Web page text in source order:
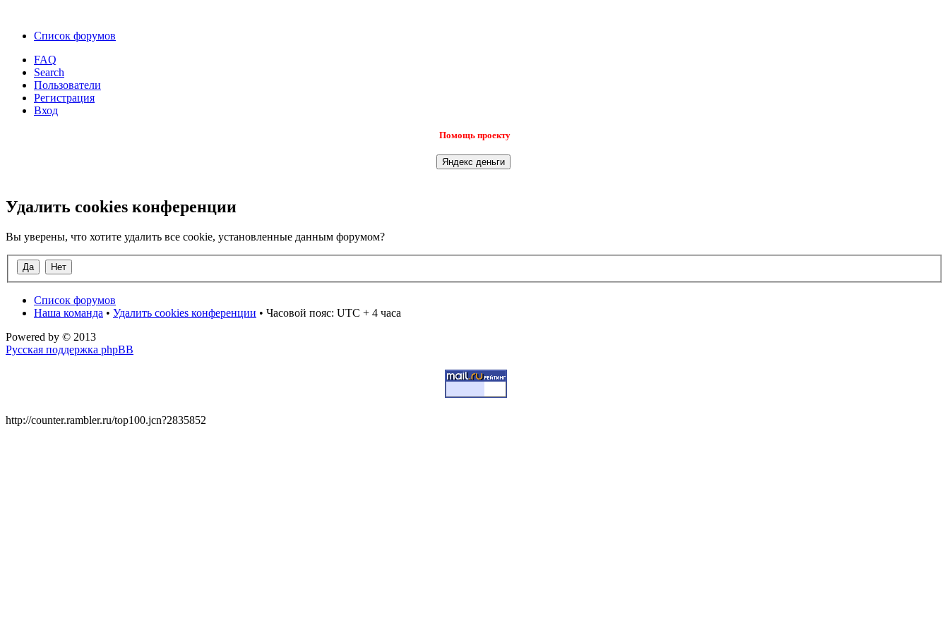
Список форумов
FAQ
Search
Пользователи
Регистрация
Вход
Помощь проекту
Удалить cookies конференции
Вы уверены, что хотите удалить все cookie, установленные данным форумом?
Список форумов
Наша команда • Удалить cookies конференции • Часовой пояс: UTC + 4 часа
Powered by © 2013
Русская поддержка phpBB
http://counter.rambler.ru/top100.jcn?2835852